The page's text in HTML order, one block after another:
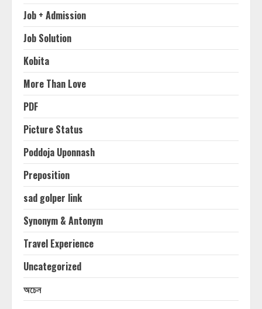
Job + Admission
Job Solution
Kobita
More Than Love
PDF
Picture Status
Poddoja Uponnash
Preposition
sad golper link
Synonym & Antonym
Travel Experience
Uncategorized
অচেন